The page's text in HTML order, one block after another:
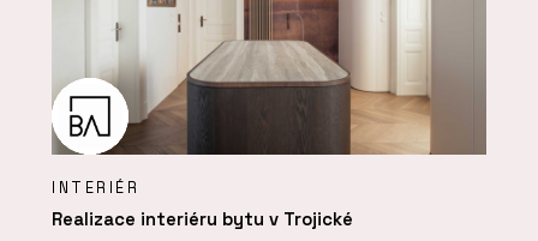
INTERIÉR
Realizace interiéru bytu v Trojické